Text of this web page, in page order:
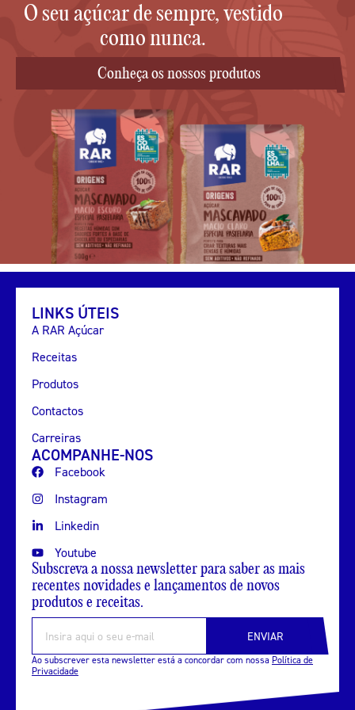
O seu açúcar de sempre, vestido
como nunca.
Conheça os nossos produtos
LINKS ÚTEIS
A RAR Açúcar
Receitas
Produtos
Contactos
Carreiras
ACOMPANHE-NOS
Facebook
Instagram
Linkedin
Youtube
Subscreva a nossa newsletter para saber as mais
recentes novidades e lançamentos de novos
produtos e receitas.
ENVIAR
Ao subscrever esta newsletter está a concordar com nossa Política de
Privacidade